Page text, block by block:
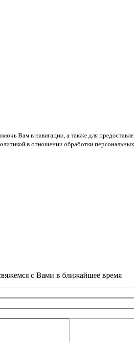
Вам в навигации, а также для
в отношении обработки
с Вами в ближайшее время